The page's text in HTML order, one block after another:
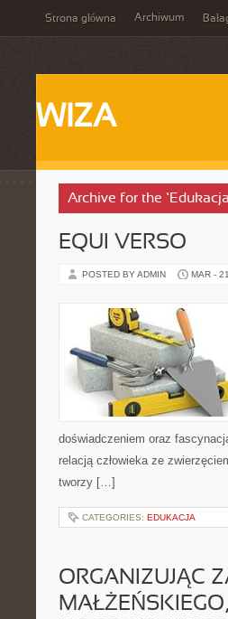
Strona główna Archiwum
WIZA
Archive for the
EQUI VERSO
POSTED BY ADMIN MAR -
doświadczeniem oraz
relacją człowieka ze
tworzy […]
CATEGORIES: EDUKACJA
ORGANIZUJĄC